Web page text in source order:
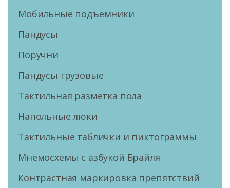
Мобильные подъемники
Пандусы
Поручни
Пандусы грузовые
Тактильная разметка пола
Напольные люки
Тактильные таблички и пиктограммы
Мнемосхемы с азбукой Брайля
Контрастная маркировка препятствий